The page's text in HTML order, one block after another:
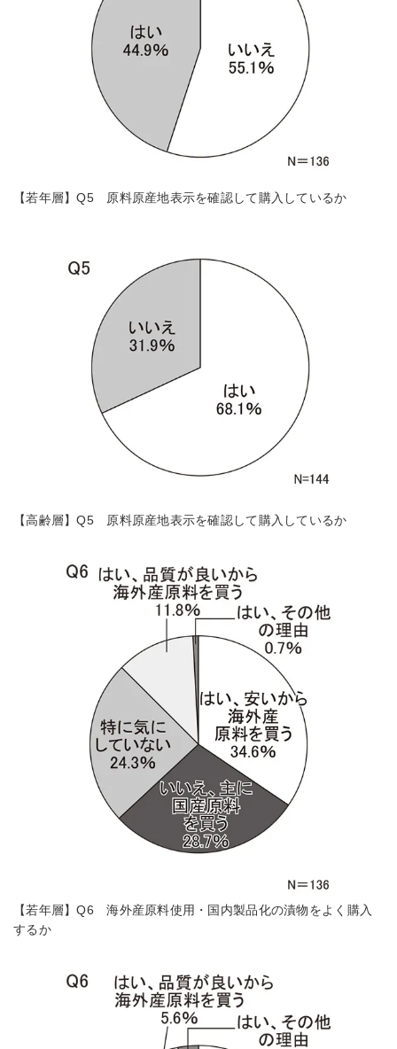
【若年層】Q5 原料原産地表示を確認して購入しているか
【高齢層】Q5 原料原産地表示を確認して購入しているか
【若年層】Q6 海外産原料使用・国内製品化の漬物をよく購入
するか